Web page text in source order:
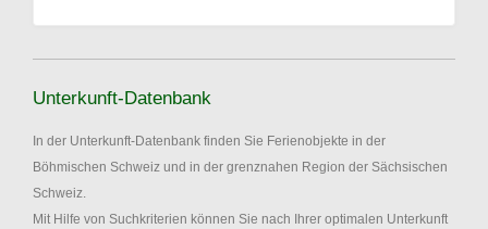
Unterkunft-Datenbank
In der Unterkunft-Datenbank finden Sie Ferienobjekte in der
Böhmischen Schweiz und in der grenznahen Region der Sächsischen
Schweiz.
Mit Hilfe von Suchkriterien können Sie nach Ihrer optimalen Unterkunft